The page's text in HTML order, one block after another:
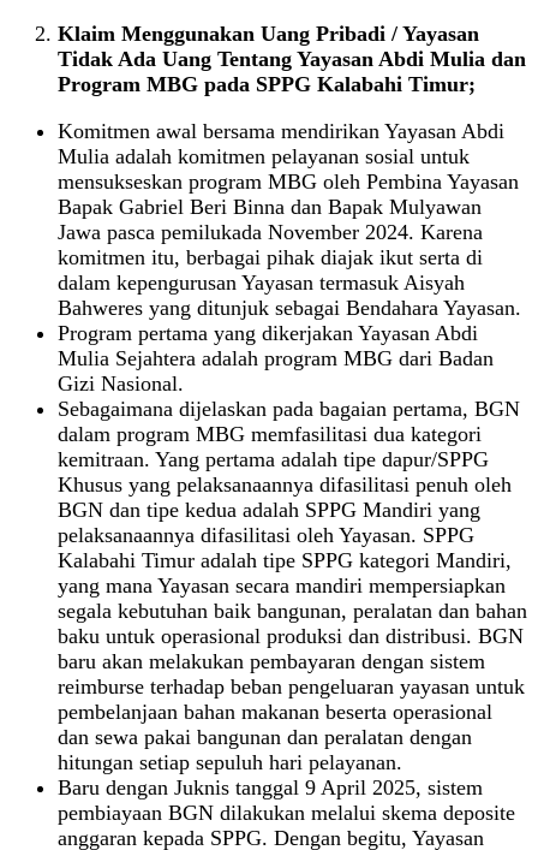
Klaim Menggunakan Uang Pribadi / Yayasan
Tidak Ada Uang Tentang Yayasan Abdi Mulia dan
Program MBG pada SPPG Kalabahi Timur;
Komitmen awal bersama mendirikan Yayasan Abdi
Mulia adalah komitmen pelayanan sosial untuk
mensukseskan program MBG oleh Pembina Yayasan
Bapak Gabriel Beri Binna dan Bapak Mulyawan
Jawa pasca pemilukada November 2024. Karena
komitmen itu, berbagai pihak diajak ikut serta di
dalam kepengurusan Yayasan termasuk Aisyah
Bahweres yang ditunjuk sebagai Bendahara Yayasan.
Program pertama yang dikerjakan Yayasan Abdi
Mulia Sejahtera adalah program MBG dari Badan
Gizi Nasional.
Sebagaimana dijelaskan pada bagaian pertama, BGN
dalam program MBG memfasilitasi dua kategori
kemitraan. Yang pertama adalah tipe dapur/SPPG
Khusus yang pelaksanaannya difasilitasi penuh oleh
BGN dan tipe kedua adalah SPPG Mandiri yang
pelaksanaannya difasilitasi oleh Yayasan. SPPG
Kalabahi Timur adalah tipe SPPG kategori Mandiri,
yang mana Yayasan secara mandiri mempersiapkan
segala kebutuhan baik bangunan, peralatan dan bahan
baku untuk operasional produksi dan distribusi. BGN
baru akan melakukan pembayaran dengan sistem
reimburse terhadap beban pengeluaran yayasan untuk
pembelanjaan bahan makanan beserta operasional
dan sewa pakai bangunan dan peralatan dengan
hitungan setiap sepuluh hari pelayanan.
Baru dengan Juknis tanggal 9 April 2025, sistem
pembiayaan BGN dilakukan melalui skema deposite
anggaran kepada SPPG. Dengan begitu, Yayasan